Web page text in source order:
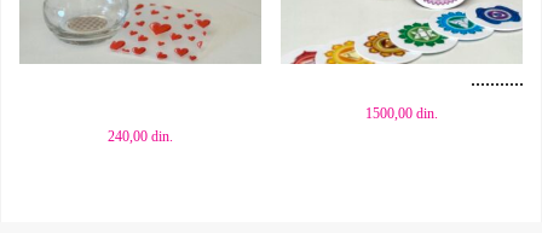
Dodaj u korpu
240,00 din.
Dodaj u korpu
1500,00din.